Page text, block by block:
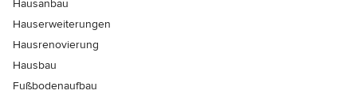
Hausanbau
Hauserweiterungen
Hausrenovierung
Hausbau
Fußbodenaufbau